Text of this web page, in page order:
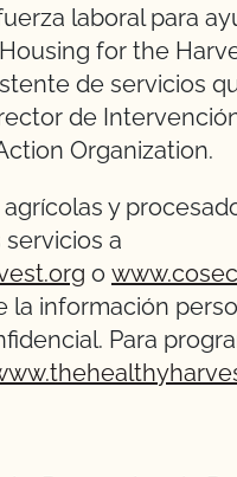
laboral para
for the
de servicios
de
Organization.
y
a
o
la información
Para